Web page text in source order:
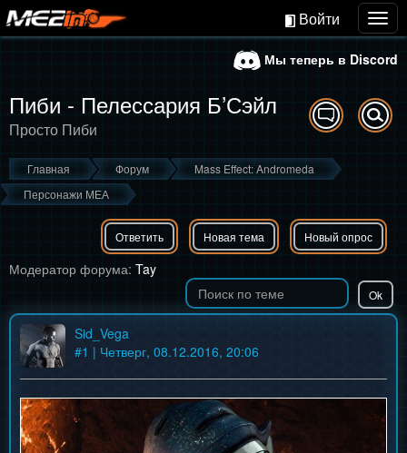
Войти
Мы теперь в Discord
Пиби - Пелессария Б’Сэйл
Просто Пиби
Главная Форум
Mass Effect: Andromeda
Персонажи МЕА
Ответить Новая тема Новый опрос
Модератор форума: Tay
Sid_Vega
#1 | Четверг, 08.12.2016, 20:06